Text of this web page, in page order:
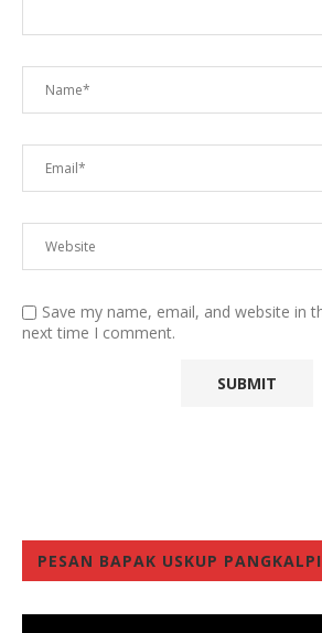
Save my name, email, and website in
next time I comment.
PESAN BAPAK USKUP